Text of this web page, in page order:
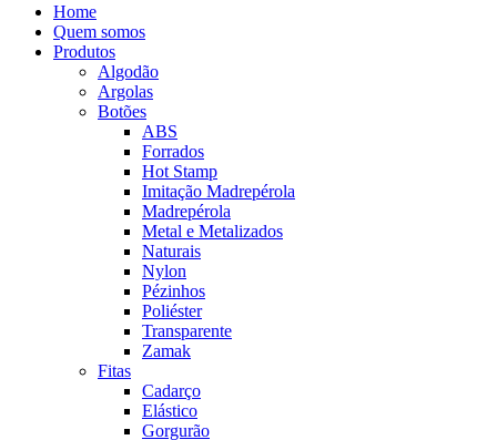
Home
Quem somos
Produtos
Algodão
Argolas
Botões
ABS
Forrados
Hot Stamp
Imitação Madrepérola
Madrepérola
Metal e Metalizados
Naturais
Nylon
Pézinhos
Poliéster
Transparente
Zamak
Fitas
Cadarço
Elástico
Gorgurão